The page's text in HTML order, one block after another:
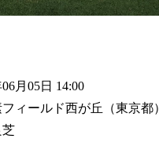
月05日 14:00
ィールド西が丘（東京都
芝